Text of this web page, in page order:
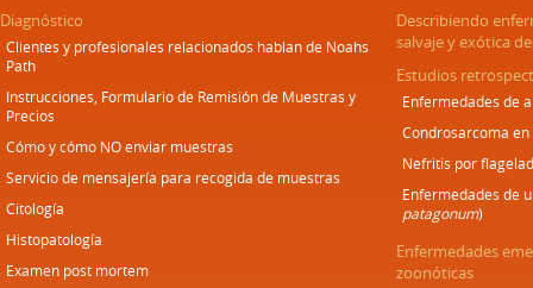
Diagnóstico
Clientes y profesionales relacionados hablan de Noahs
Path
Instrucciones, Formulario de Remisión de Muestras y
Precios
Cómo y cómo NO enviar muestras
Servicio de mensajería para recogida de muestras
Citología
Histopatología
Examen post mortem
Describiendo
salvaje y exótica
Estudios
Enfermedades de
Condrosarcoma en
Nefritis por
Enfermedades de
patagonum)
Enfermedades
zoonóticas